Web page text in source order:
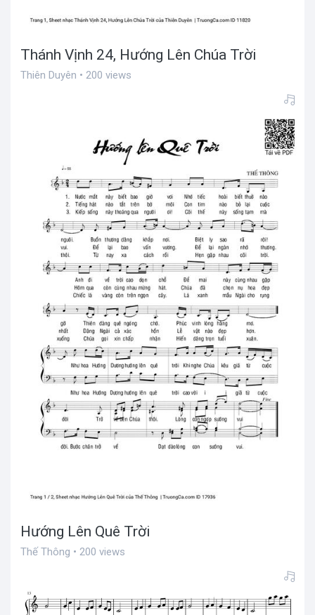
Thánh Vịnh 24, Hướng Lên Chúa Trời
Thiên Duyên • 200 views
Hướng Lên Quê Trời
Thế Thông • 200 views